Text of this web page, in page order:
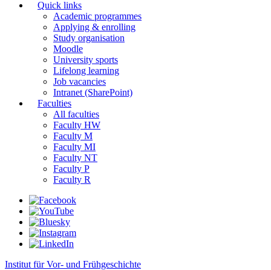
Quick links
Academic programmes
Applying & enrolling
Study organisation
Moodle
University sports
Lifelong learning
Job vacancies
Intranet (SharePoint)
Faculties
All faculties
Faculty HW
Faculty M
Faculty MI
Faculty NT
Faculty P
Faculty R
Institut für Vor- und Frühgeschichte